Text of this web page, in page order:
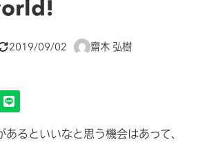
新日
2019/09/02 著
齋木 弘樹
るといいなと思う機会はあって、